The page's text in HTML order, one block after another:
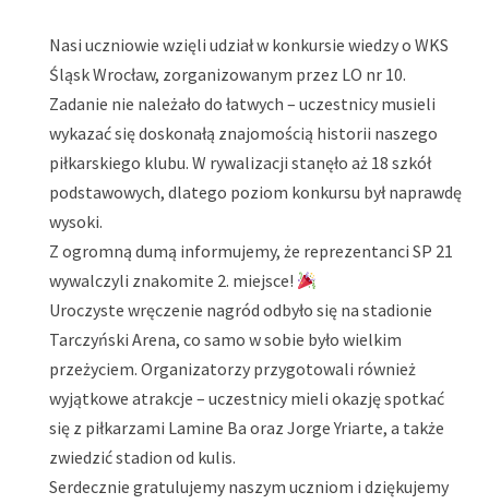
Nasi uczniowie wzięli udział w konkursie wiedzy o WKS
Śląsk Wrocław, zorganizowanym przez LO nr 10.
Zadanie nie należało do łatwych – uczestnicy musieli
wykazać się doskonałą znajomością historii naszego
piłkarskiego klubu. W rywalizacji stanęło aż 18 szkół
podstawowych, dlatego poziom konkursu był naprawdę
wysoki.
Z ogromną dumą informujemy, że reprezentanci SP 21
wywalczyli znakomite 2. miejsce!
Uroczyste wręczenie nagród odbyło się na stadionie
Tarczyński Arena, co samo w sobie było wielkim
przeżyciem. Organizatorzy przygotowali również
wyjątkowe atrakcje – uczestnicy mieli okazję spotkać
się z piłkarzami Lamine Ba oraz Jorge Yriarte, a także
zwiedzić stadion od kulis.
Serdecznie gratulujemy naszym uczniom i dziękujemy